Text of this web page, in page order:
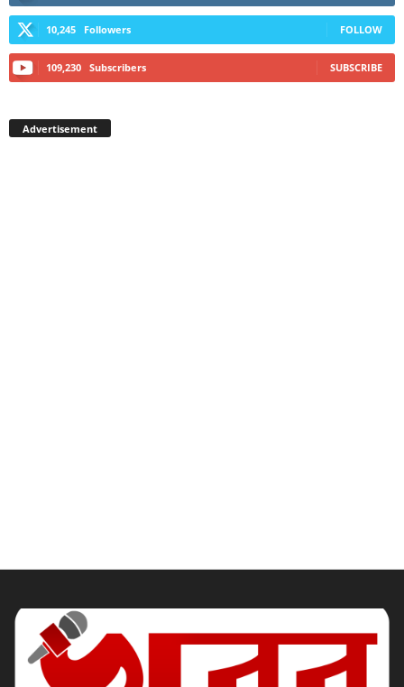
10,245 Followers FOLLOW
109,230 Subscribers SUBSCRIBE
Advertisement